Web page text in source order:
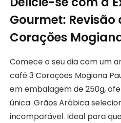
Gourmet: Revisão
Corações
Comece o seu dia com um
café 3 Corações Mogiana
em embalagem de 250g,
única. Grãos Arábica
incomparável. Ideal para